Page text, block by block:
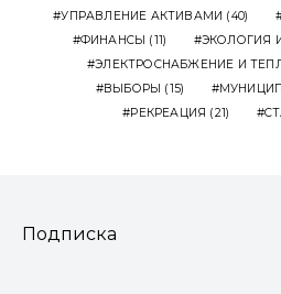
УПРАВЛЕНИЕ АКТИВАМИ (40)
ФИНАНСЫ (11) ЭКОЛОГИЯ
ЭЛЕКТРОСНАБЖЕНИЕ И
ВЫБОРЫ (15)
РЕКРЕАЦИЯ (21)
Подписка